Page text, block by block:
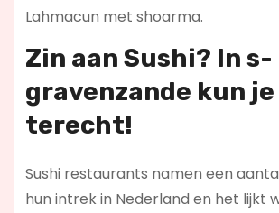
Lahmacun met shoarma.
Zin aan Sushi? In s-
gravenzande kun je
terecht!
Sushi restaurants namen een
hun intrek in Nederland en het lijkt